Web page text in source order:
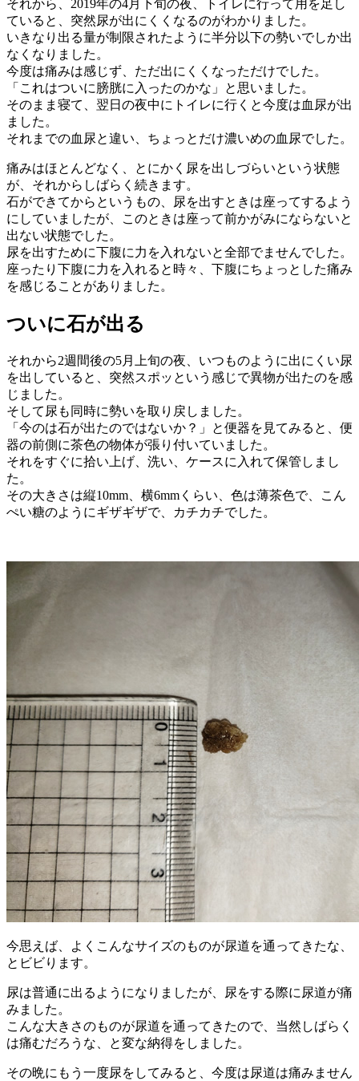
それから、2019年の4月下旬の夜、トイレに行って用を足し
ていると、突然尿が出にくくなるのがわかりました。
いきなり出る量が制限されたように半分以下の勢いでしか出
なくなりました。
今度は痛みは感じず、ただ出にくくなっただけでした。
「これはついに膀胱に入ったのかな」と思いました。
そのまま寝て、翌日の夜中にトイレに行くと今度は血尿が出
ました。
それまでの血尿と違い、ちょっとだけ濃いめの血尿でした。
痛みはほとんどなく、とにかく尿を出しづらいという状態
が、それからしばらく続きます。
石ができてからというもの、尿を出すときは座ってするよう
にしていましたが、このときは座って前かがみにならないと
出ない状態でした。
尿を出すために下腹に力を入れないと全部でませんでした。
座ったり下腹に力を入れると時々、下腹にちょっとした痛み
を感じることがありました。
ついに石が出る
それから2週間後の5月上旬の夜、いつものように出にくい尿
を出していると、突然スポッという感じで異物が出たのを感
じました。
そして尿も同時に勢いを取り戻しました。
「今のは石が出たのではないか？」と便器を見てみると、便
器の前側に茶色の物体が張り付いていました。
それをすぐに拾い上げ、洗い、ケースに入れて保管しまし
た。
その大きさは縦10mm、横6mmくらい、色は薄茶色で、こん
ぺい糖のようにギザギザで、カチカチでした。
今思えば、よくこんなサイズのものが尿道を通ってきたな、
とビビります。
尿は普通に出るようになりましたが、尿をする際に尿道が痛
みました。
こんな大きさのものが尿道を通ってきたので、当然しばらく
は痛むだろうな、と変な納得をしました。
その晩にもう一度尿をしてみると、今度は尿道は痛みません